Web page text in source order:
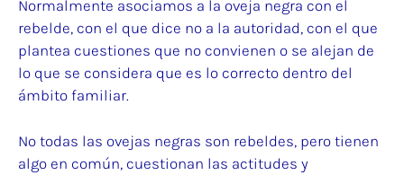
Normalmente asociamos a la oveja negra con el
rebelde, con el que dice no a la autoridad, con el que
plantea cuestiones que no convienen o se alejan de
lo que se considera que es lo correcto dentro del
ámbito familiar.
No todas las ovejas negras son rebeldes, pero tienen
algo en común, cuestionan las actitudes y